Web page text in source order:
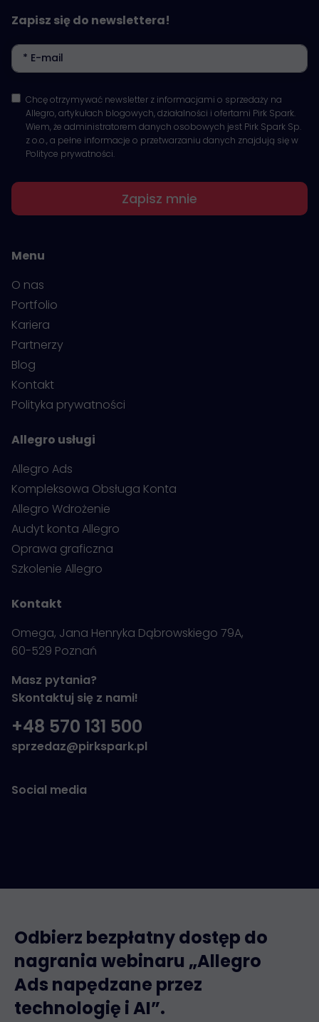
Zapisz się do newslettera!
Chcę otrzymywać newsletter z informacjami o sprzedaży na
Allegro, artykułach blogowych, działalności i ofertami Pirk Spark.
Wiem, że administratorem danych osobowych jest Pirk Spark Sp.
z o.o., a pełne informacje o przetwarzaniu danych znajdują się w
Polityce prywatności.
Zapisz mnie
Menu
O nas
Portfolio
Kariera
Partnerzy
Blog
Kontakt
Polityka prywatności
Allegro usługi
Allegro Ads
Kompleksowa Obsługa Konta
Allegro Wdrożenie
Audyt konta Allegro
Oprawa graficzna
Szkolenie Allegro
Kontakt
Omega, Jana Henryka Dąbrowskiego 79A,
60-529 Poznań
Masz pytania?
Skontaktuj się z nami!
+48 570 131 500
sprzedaz@pirkspark.pl
Social media
Odbierz bezpłatny dostęp do
nagrania webinaru „Allegro
Ads napędzane przez
technologię i AI”.